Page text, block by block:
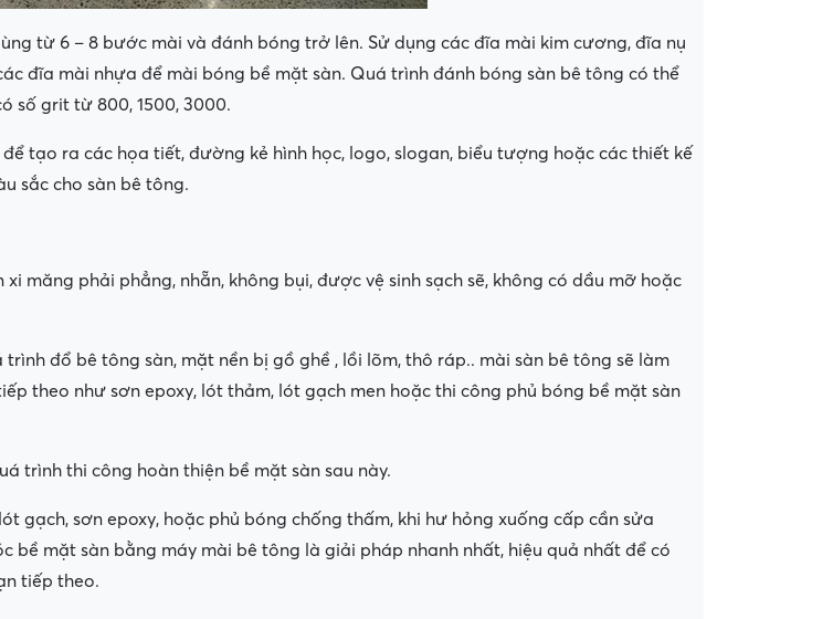
từ 6 – 8 bước mài và đánh bóng trở lên. Sử dụng các đĩa mài kim cương, đĩa nụ
đĩa mài nhựa để mài bóng bề mặt sàn. Quá trình đánh bóng sàn bê tông có thể
số grit từ 800, 1500, 3000.
tạo ra các họa tiết, đường kẻ hình học, logo, slogan, biểu tượng hoặc các thiết kế
sắc cho sàn bê tông.
măng phải phẳng, nhẵn, không bụi, được vệ sinh sạch sẽ, không có dầu mỡ hoặc
đổ bê tông sàn, mặt nền bị gồ ghề , lồi lõm, thô ráp.. mài sàn bê tông sẽ làm
theo như sơn epoxy, lót thảm, lót gạch men hoặc thi công phủ bóng bề mặt sàn
trình thi công hoàn thiện bề mặt sàn sau này.
gạch, sơn epoxy, hoặc phủ bóng chống thấm, khi hư hỏng xuống cấp cần sửa
bề mặt sàn bằng máy mài bê tông là giải pháp nhanh nhất, hiệu quả nhất để có
tiếp theo.